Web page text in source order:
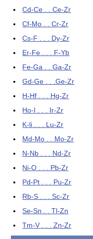
Cd-Ce . . Ce-Zr
Cf-Mo . . Cr-Zr
Cs-F . . . Dy-Zr
Er-Fe . . . F-Yb
Fe-Ga . . Ga-Zr
Gd-Ge . . .Ge-Zr
H-Hf . . . Hg-Zr
Ho-I . . . Ir-Zr
K-li . . . Lu-Zr
Md-Mo . . Mo-Zr
N-Nb . . . Nd-Zr
Ni-O . . . Pb-Zr
Pd-Pt . . . Pu-Zr
Rb-S . . . Sc-Zr
Se-Sn . . Tl-Zn
Tm-V . . . Zn-Zr